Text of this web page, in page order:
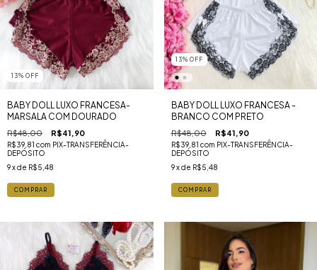
13% OFF
BABY DOLL LUXO FRANCESA-
MARSALA COM DOURADO
R$48,00 R$41,90
R$39,81 com PIX-TRANSFERÊNCIA-
DEPÓSITO
9x de R$5,48
COMPRAR
13% OFF
BABY DOLL LUXO FRANCESA -
BRANCO COM PRETO
R$48,00 R$41,90
R$39,81 com PIX-TRANSFERÊNCIA-
DEPÓSITO
9 x de R$5,48
COMPRAR